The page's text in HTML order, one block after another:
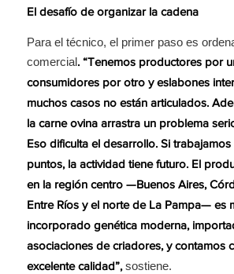
El desafío de organizar la cadena
Para el técnico, el primer paso es
comercial. “Tenemos productores por
consumidores por otro y eslabones
muchos casos no están articulados.
la carne ovina arrastra un problema
Eso dificulta el desarrollo. Si
puntos, la actividad tiene futuro. El
en la región centro —Buenos Aires,
Entre Ríos y el norte de La Pampa— es
incorporado genética moderna,
asociaciones de criadores, y contamos
excelente calidad”, sostiene.